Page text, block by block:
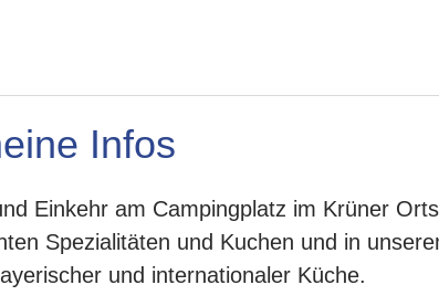
Infos
Einkehr am Campingplatz im Krüner
Spezialitäten und Kuchen und in
und internationaler Küche.